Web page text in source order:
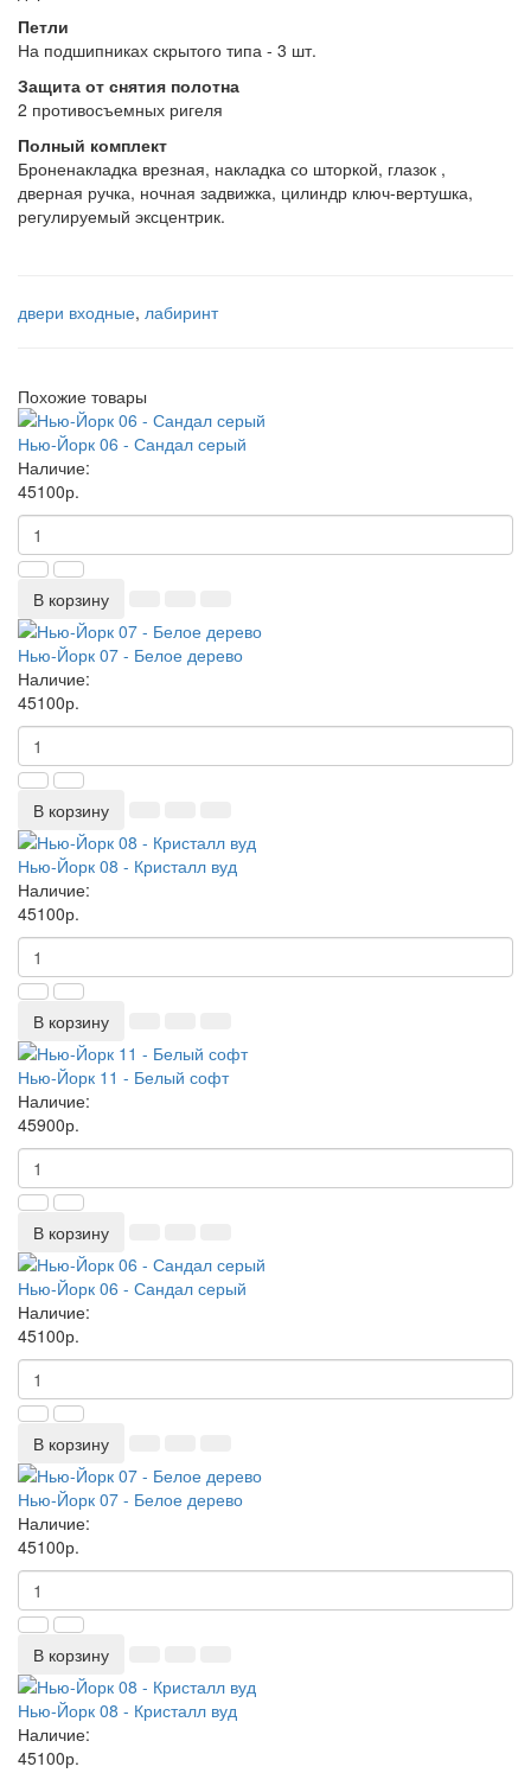
Петли
На подшипниках скрытого типа - 3 шт.
Защита от снятия полотна
2 противосъемных ригеля
Полный комплект
Броненакладка врезная, накладка со шторкой, глазок ,
дверная ручка, ночная задвижка, цилиндр ключ-вертушка,
регулируемый эксцентрик.
двери входные, лабиринт
Похожие товары
Нью-Йорк 06 - Сандал серый
Наличие:
45100р.
В корзину
Нью-Йорк 07 - Белое дерево
Наличие:
45100р.
В корзину
Нью-Йорк 08 - Кристалл вуд
Наличие:
45100р.
В корзину
Нью-Йорк 11 - Белый софт
Наличие:
45900р.
В корзину
Нью-Йорк 06 - Сандал серый
Наличие:
45100р.
В корзину
Нью-Йорк 07 - Белое дерево
Наличие:
45100р.
В корзину
Нью-Йорк 08 - Кристалл вуд
Наличие:
45100р.